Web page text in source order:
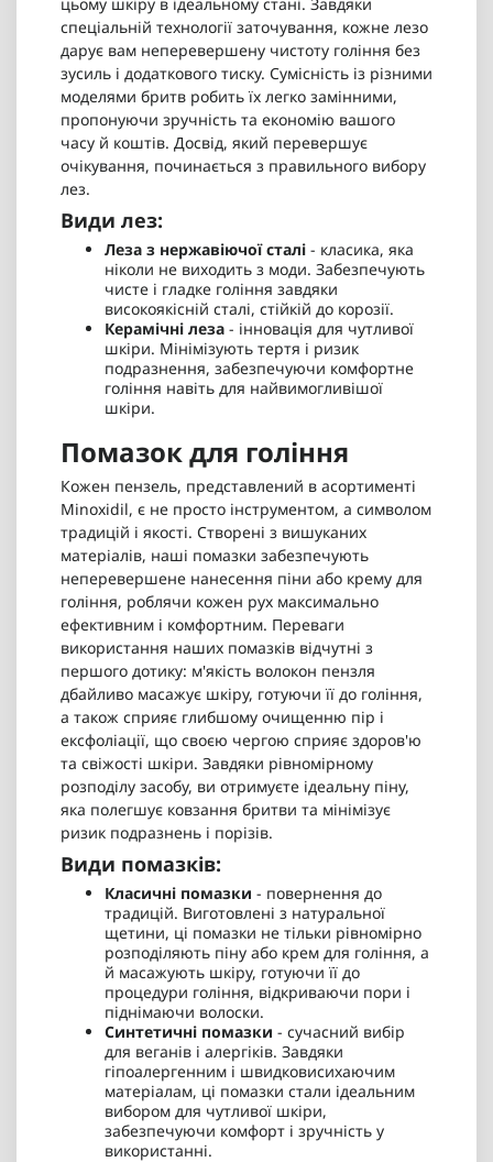
спеціальній технології заточування, кожне лезо
дарує вам неперевершену чистоту гоління без
зусиль і додаткового тиску. Сумісність із різними
моделями бритв робить їх легко замінними,
пропонуючи зручність та економію вашого
часу й коштів. Досвід, який перевершує
очікування, починається з правильного вибору
лез.
Види лез:
Леза з нержавіючої сталі - класика, яка
ніколи не виходить з моди. Забезпечують
чисте і гладке гоління завдяки
високоякісній сталі, стійкій до корозії.
Керамічні леза - інновація для чутливої
шкіри. Мінімізують тертя і ризик
подразнення, забезпечуючи комфортне
гоління навіть для найвимогливішої
шкіри.
Помазок для гоління
Кожен пензель, представлений в асортименті
Minoxidil, є не просто інструментом, а символом
традицій і якості. Створені з вишуканих
матеріалів, наші помазки забезпечують
неперевершене нанесення піни або крему для
гоління, роблячи кожен рух максимально
ефективним і комфортним. Переваги
використання наших помазків відчутні з
першого дотику: м'якість волокон пензля
дбайливо масажує шкіру, готуючи її до гоління,
а також сприяє глибшому очищенню пір і
ексфоліації, що своєю чергою сприяє здоров'ю
та свіжості шкіри. Завдяки рівномірному
розподілу засобу, ви отримуєте ідеальну піну,
яка полегшує ковзання бритви та мінімізує
ризик подразнень і порізів.
Види помазків:
Класичні помазки - повернення до
традицій. Виготовлені з натуральної
щетини, ці помазки не тільки рівномірно
розподіляють піну або крем для гоління, а
й масажують шкіру, готуючи її до
процедури гоління, відкриваючи пори і
піднімаючи волоски.
Синтетичні помазки - сучасний вибір
для веганів і алергіків. Завдяки
гіпоалергенним і швидковисихаючим
матеріалам, ці помазки стали ідеальним
вибором для чутливої шкіри,
забезпечуючи комфорт і зручність у
використанні.